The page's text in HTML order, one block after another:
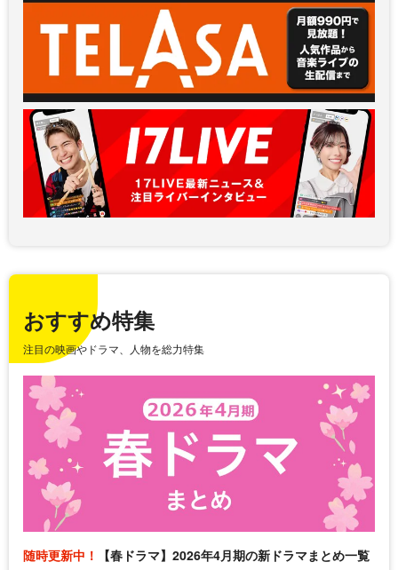
おすすめ特集
注目の映画やドラマ、人物を総力特集
随時更新中！ 【春ドラマ】2026年4月期の新ドラマまとめ一覧